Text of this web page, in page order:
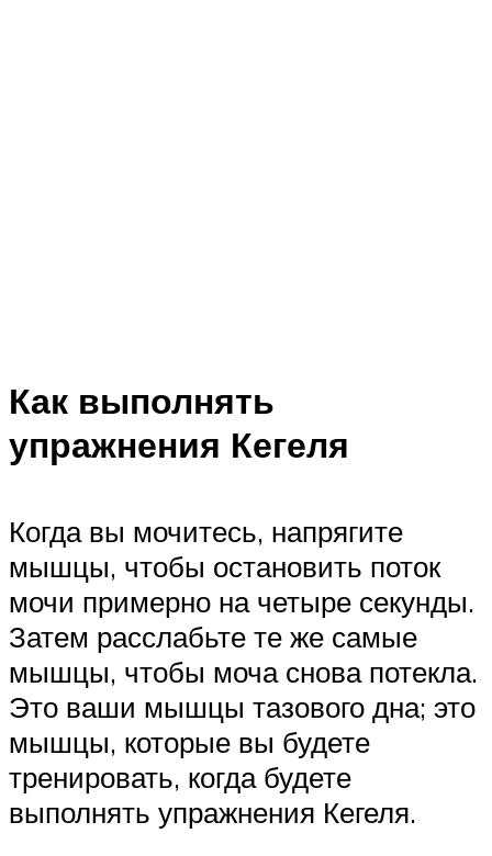
Как выполнять
упражнения Кегеля
Когда вы мочитесь, напрягите
мышцы, чтобы остановить поток
мочи примерно на четыре секунды.
Затем расслабьте те же самые
мышцы, чтобы моча снова потекла.
Это ваши мышцы тазового дна; это
мышцы, которые вы будете
тренировать, когда будете
выполнять упражнения Кегеля.